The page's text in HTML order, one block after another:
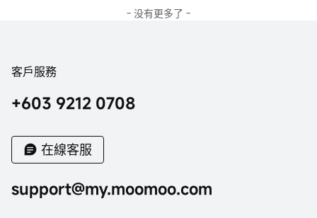
- 没有更多了 -
客戶服務
+603 9212 0708
在線客服
support@my.moomoo.com